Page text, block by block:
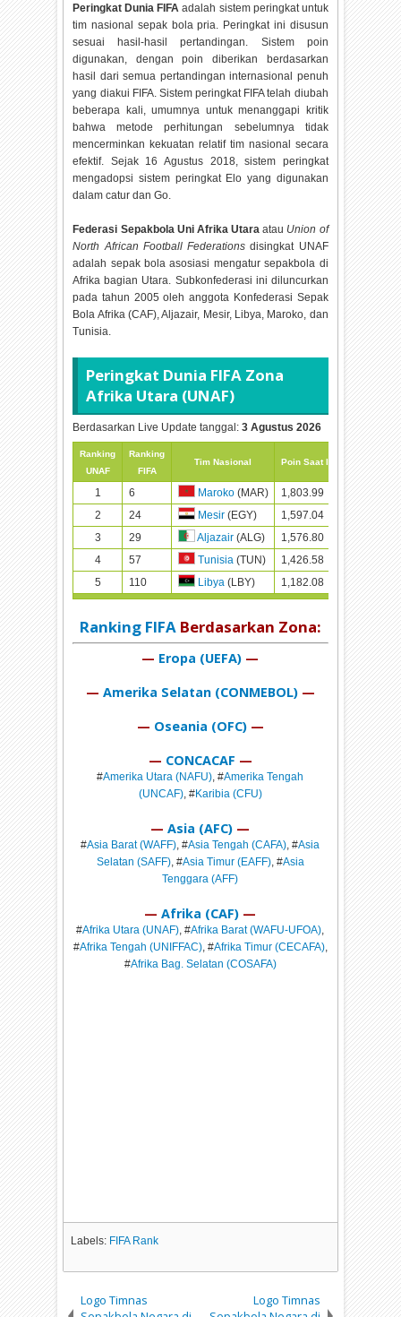
Peringkat Dunia FIFA adalah sistem peringkat untuk
tim nasional sepak bola pria. Peringkat ini disusun
sesuai hasil-hasil pertandingan. Sistem poin
digunakan, dengan poin diberikan berdasarkan
hasil dari semua pertandingan internasional penuh
yang diakui FIFA. Sistem peringkat FIFA telah diubah
beberapa kali, umumnya untuk menanggapi kritik
bahwa metode perhitungan sebelumnya tidak
mencerminkan kekuatan relatif tim nasional secara
efektif. Sejak 16 Agustus 2018, sistem peringkat
mengadopsi sistem peringkat Elo yang digunakan
dalam catur dan Go.
Federasi Sepakbola Uni Afrika Utara atau Union of
North African Football Federations disingkat UNAF
adalah sepak bola asosiasi mengatur sepakbola di
Afrika bagian Utara. Subkonfederasi ini diluncurkan
pada tahun 2005 oleh anggota Konfederasi Sepak
Bola Afrika (CAF), Aljazair, Mesir, Libya, Maroko, dan
Tunisia.
Peringkat Dunia FIFA Zona
Afrika Utara (UNAF)
Berdasarkan Live Update tanggal:3 Agustus 2026
Ranking
UNAF
Ranking
FIFA
Tim Nasional Poin Saat Ini
Poin
1 6 Maroko (MAR) 1,803.99
1,804
2
24 Mesir (EGY) 1,597.04
1,597
3
29 Aljazair (ALG) 1,576.80
1,577
4
57 Tunisia (TUN) 1,426.58
1,427
5
110 Libya (LBY) 1,182.08 1,182
Ranking FIFABerdasarkan Zona:
— Eropa (UEFA) —
— Amerika Selatan (CONMEBOL)—
— Oseania (OFC)—
— CONCACAF —
#Amerika Utara (NAFU), #Amerika Tengah
(UNCAF), #Karibia (CFU)
—Asia (AFC) —
#Asia Barat (WAFF), #Asia Tengah (CAFA), #Asia
Selatan (SAFF), #Asia Timur (EAFF), #Asia
Tenggara (AFF)
—Afrika (CAF) —
#Afrika Utara (UNAF), #Afrika Barat (WAFU-UFOA),
#Afrika Tengah (UNIFFAC), #Afrika Timur (CECAFA),
#Afrika Bag. Selatan (COSAFA)
Labels: FIFA Rank
Logo Timnas
Logo Timnas